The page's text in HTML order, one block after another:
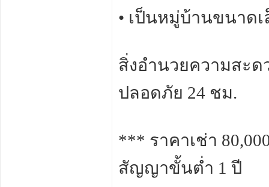
• เป็นหมู่บ้านขนาด
สิ่งอำนวยความสะด
ปลอดภัย 24 ชม.
*** ราคาเช่า
สัญญาขั้นต่ำ 1 ปี